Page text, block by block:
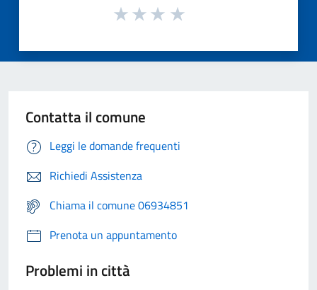
Contatta il comune
Leggi le domande frequenti
Richiedi Assistenza
Chiama il comune 06934851
Prenota un appuntamento
Problemi in città